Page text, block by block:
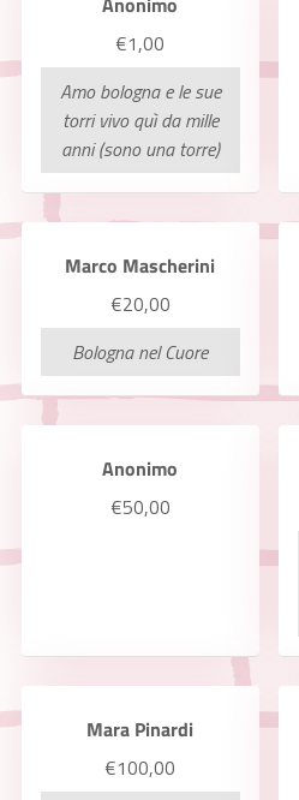
€1,00
Amo bologna e le sue
torri vivo quì da mille
anni (sono una torre)
Marco Mascherini
€20,00
Bologna nel Cuore
Anonimo
€50,00
Mara Pinardi
€100,00